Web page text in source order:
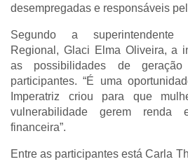
desempregadas e responsáveis
Segundo a superintendente
Regional, Glaci Elma Oliveira, a
as possibilidades de
participantes.“É uma
Imperatriz criou para que
vulnerabilidade gerem renda
financeira”.
Entre as participantes está Carla